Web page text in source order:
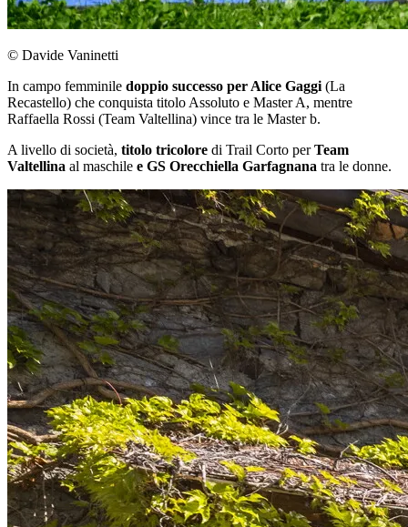
© Davide Vaninetti
In campo femminile doppio successo per Alice Gaggi (La
Recastello) che conquista titolo Assoluto e Master A, mentre
Raffaella Rossi (Team Valtellina) vince tra le Master b.
A livello di società, titolo tricolore di Trail Corto perTeam
Valtellina al maschile e GS Orecchiella Garfagnana tra le donne.